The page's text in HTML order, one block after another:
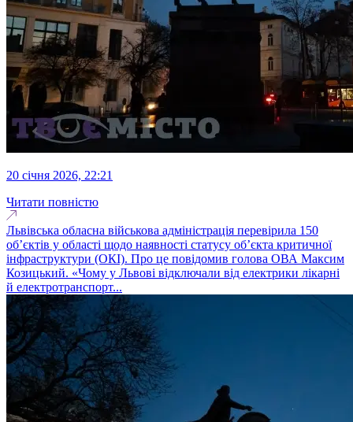
20 січня 2026, 22:21
Читати повністю
Львівська обласна військова адміністрація перевірила 150
об’єктів у області щодо наявності статусу об’єкта критичної
інфраструктури (ОКІ). Про це повідомив голова ОВА Максим
Козицький. «Чому у Львові відключали від електрики лікарні
й електротранспорт...